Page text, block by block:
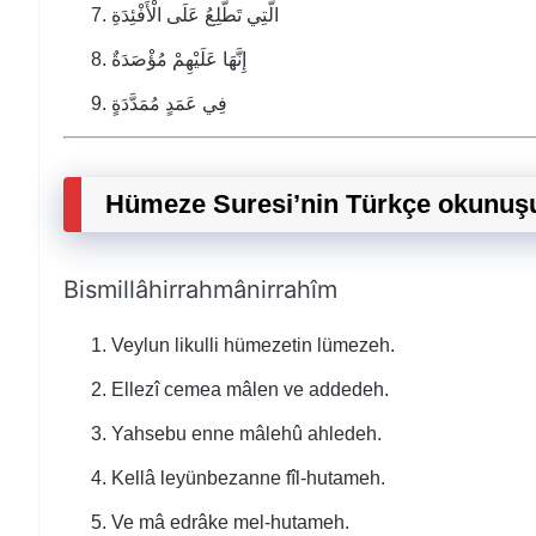
الَّتِي تَطَّلِعُ عَلَى الْأَفْئِدَةِ
إِنَّهَا عَلَيْهِمْ مُؤْصَدَةٌ
فِي عَمَدٍ مُمَدَّدَةٍ
Hümeze Suresi’nin Türkçe
Bismillâhirrahmânirrahîm
Veylun likulli hümezetin lümezeh.
Ellezî cemea mâlen ve addedeh.
Yahsebu enne mâlehû ahledeh.
Kellâ leyünbezanne fîl-hutameh.
Ve mâ edrâke mel-hutameh.